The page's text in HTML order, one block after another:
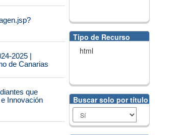
2025 |
de Canarias
que
Innovación
Tipo de Recurso
html
Buscar solo por título